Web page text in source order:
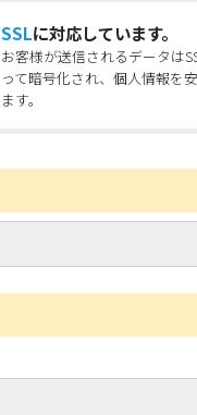
SSLに対応しています。
お客様が送信されるデータは
って暗号化され、個人情報を
ます。